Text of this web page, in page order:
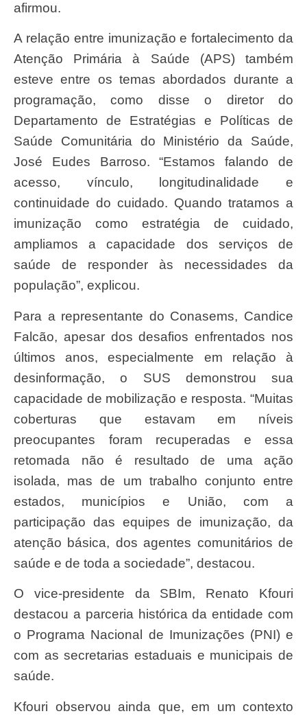
afirmou.
A relação entre imunização e fortalecimento da
Atenção Primária à Saúde (APS) também
esteve entre os temas abordados durante a
programação, como disse o diretor do
Departamento de Estratégias e Políticas de
Saúde Comunitária do Ministério da Saúde,
José Eudes Barroso. “Estamos falando de
acesso, vínculo, longitudinalidade e
continuidade do cuidado. Quando tratamos a
imunização como estratégia de cuidado,
ampliamos a capacidade dos serviços de
saúde de responder às necessidades da
população”, explicou.
Para a representante do Conasems, Candice
Falcão, apesar dos desafios enfrentados nos
últimos anos, especialmente em relação à
desinformação, o SUS demonstrou sua
capacidade de mobilização e resposta. “Muitas
coberturas que estavam em níveis
preocupantes foram recuperadas e essa
retomada não é resultado de uma ação
isolada, mas de um trabalho conjunto entre
estados, municípios e União, com a
participação das equipes de imunização, da
atenção básica, dos agentes comunitários de
saúde e de toda a sociedade”, destacou.
O vice-presidente da SBIm, Renato Kfouri
destacou a parceria histórica da entidade com
o Programa Nacional de Imunizações (PNI) e
com as secretarias estaduais e municipais de
saúde.
Kfouri observou ainda que, em um contexto